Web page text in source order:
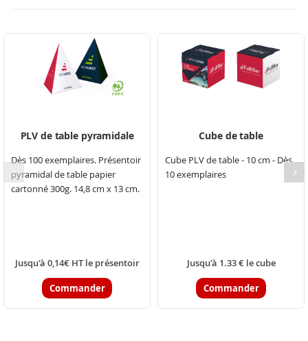
PLV de table pyramidale
Dès 100 exemplaires. Présentoir
pyramidal de table papier
cartonné 300g. 14,8 cm x 13 cm.
Jusqu'à 0,14€ HT le présentoir
Commander
Cube de table
Cube PLV de table - 10 cm - Dès
10 exemplaires
Jusqu'à 1.33 € le cube
Commander